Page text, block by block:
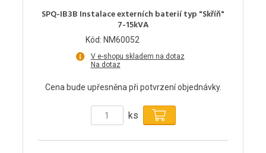
SPQ-IB3B Instalace externích baterií typ "Skříň"
7-15kVA
Kód: NM60052
V e-shopu skladem na dotaz
Na dotaz
Cena bude upřesněna při potvrzení objednávky.
ks